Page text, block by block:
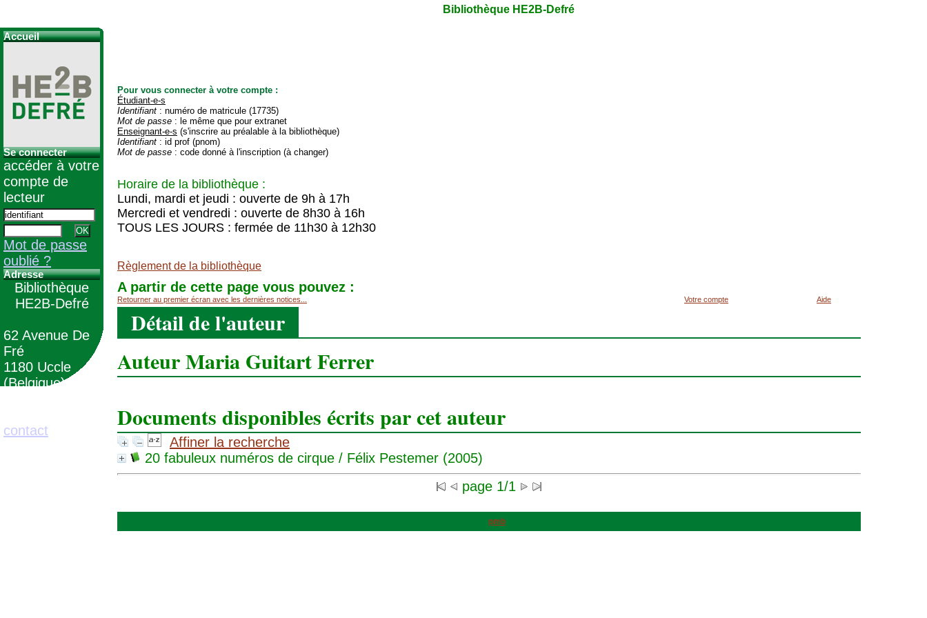
Pour vous connecter à votre compte :
Étudiant-e-s
Identifiant : numéro de matricule (17735)
Mot de passe : le même que pour extranet
Enseignant-e-s (s'inscrire au préalable à la bibliothèque)
Identifiant : id prof (pnom)
Mot de passe : code donné à l'inscription (à changer)
Horaire de la bibliothèque :
Lundi, mardi et jeudi : ouverte de 9h à 17h
Mercredi et vendredi : ouverte de 8h30 à 16h
TOUS LES JOURS : fermée de 11h30 à 12h30
Règlement de la bibliothèque
A partir de cette page vous pouvez :
Retourner au premier écran avec les dernières notices... Votre compte Aide
Détail de l'auteur
Auteur Maria Guitart Ferrer
Documents disponibles écrits par cet auteur
Affiner la recherche
20 fabuleux numéros de cirque / Félix Pestemer (2005)
page 1/1
pmb
Bibliothèque HE2B-Defré
Accueil
Se connecter
accéder à votre
compte de
lecteur
Mot de passe
oublié ?
Adresse
Bibliothèque
HE2B-Defré
62 Avenue De
Fré
1180 Uccle
(Belgique)
contact